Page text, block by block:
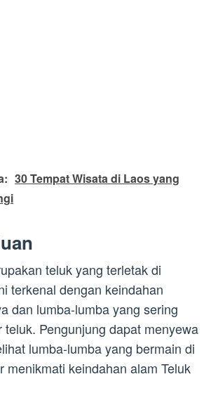
30 Tempat Wisata di Laos yang
teluk yang terletak di
terkenal dengan keindahan
dan lumba-lumba yang sering
teluk. Pengunjung dapat menyewa
lumba-lumba yang bermain di
menikmati keindahan alam Teluk